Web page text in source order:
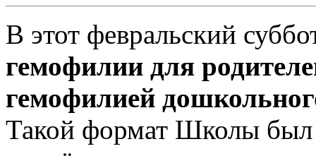
В этот февральский
гемофилии для
гемофилией
Такой формат Школы был